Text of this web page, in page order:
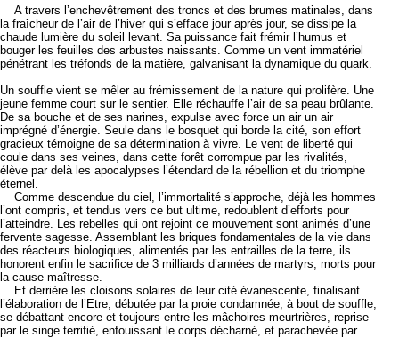
A travers l’enchevêtrement des troncs et des brumes matinales, dans
la fraîcheur de l’air de l’hiver qui s’efface jour après jour, se dissipe la
chaude lumière du soleil levant. Sa puissance fait frémir l’humus et
bouger les feuilles des arbustes naissants. Comme un vent immatériel
pénétrant les tréfonds de la matière, galvanisant la dynamique du quark.
Un souffle vient se mêler au frémissement de la nature qui prolifère. Une
jeune femme court sur le sentier. Elle réchauffe l’air de sa peau brûlante.
De sa bouche et de ses narines, expulse avec force un air un air
imprégné d’énergie. Seule dans le bosquet qui borde la cité, son effort
gracieux témoigne de sa détermination à vivre. Le vent de liberté qui
coule dans ses veines, dans cette forêt corrompue par les rivalités,
élève par delà les apocalypses l’étendard de la rébellion et du triomphe
éternel.
Comme descendue du ciel, l’immortalité s’approche, déjà les hommes
l’ont compris, et tendus vers ce but ultime, redoublent d’efforts pour
l’atteindre. Les rebelles qui ont rejoint ce mouvement sont animés d’une
fervente sagesse. Assemblant les briques fondamentales de la vie dans
des réacteurs biologiques, alimentés par les entrailles de la terre, ils
honorent enfin le sacrifice de 3 milliards d’années de martyrs, morts pour
la cause maîtresse.
Et derrière les cloisons solaires de leur cité évanescente, finalisant
l’élaboration de l’Etre, débutée par la proie condamnée, à bout de souffle,
se débattant encore et toujours entre les mâchoires meurtrières, reprise
par le singe terrifié, enfouissant le corps décharné, et parachevée par